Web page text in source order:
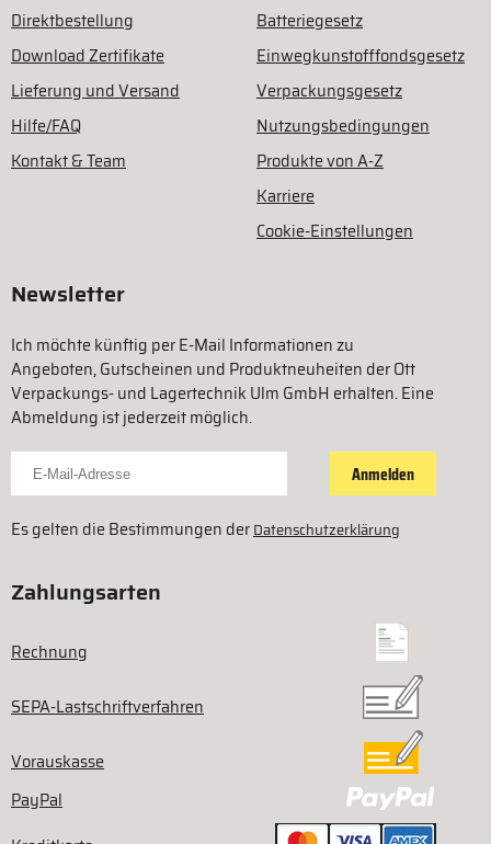
Direktbestellung
Download Zertifikate
Lieferung und Versand
Hilfe/FAQ
Kontakt & Team
Batteriegesetz
Einwegkunstofffondsgesetz
Verpackungsgesetz
Nutzungsbedingungen
Produkte von A-Z
Karriere
Cookie-Einstellungen
Newsletter
Ich möchte künftig per E-Mail Informationen zu
Angeboten, Gutscheinen und Produktneuheiten der Ott
Verpackungs- und Lagertechnik Ulm GmbH erhalten. Eine
Abmeldung ist jederzeit möglich.
Für Newsletter anmelden
Anmelden
Es gelten die Bestimmungen derDatenschutzerklärung
Zahlungsarten
Rechnung
SEPA-Lastschriftverfahren
Vorauskasse
PayPal